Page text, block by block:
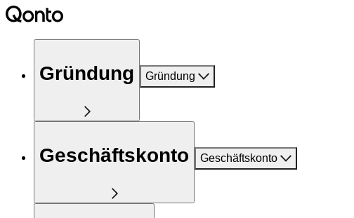
Gründung Gründung
Geschäftskonto Geschäftskonto